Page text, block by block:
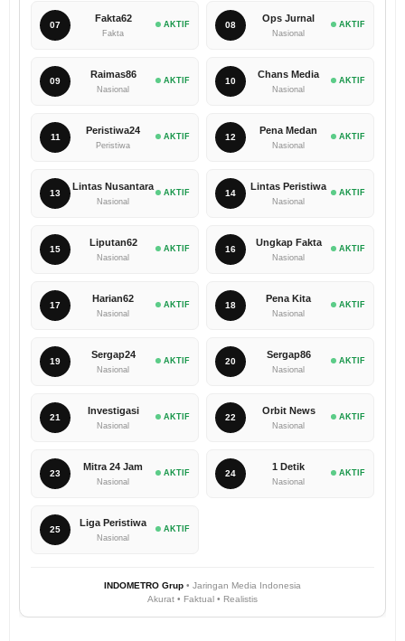
07
Fakta62
Fakta
AKTIF 08
Ops Jurnal
Nasional
AKTIF
09
Raimas86
Nasional
AKTIF 10
Chans Media
Nasional
AKTIF
11
Peristiwa24
Peristiwa
AKTIF 12
Pena Medan
Nasional
AKTIF
13
Lintas Nusantara
Nasional
AKTIF 14
Lintas Peristiwa
Nasional
AKTIF
15
Liputan62
Nasional
AKTIF 16
Ungkap Fakta
Nasional
AKTIF
17
Harian62
Nasional
AKTIF 18
Pena Kita
Nasional
AKTIF
19
Sergap24
Nasional
AKTIF 20
Sergap86
Nasional
AKTIF
21
Investigasi
Nasional
AKTIF 22
Orbit News
Nasional
AKTIF
23
Mitra 24 Jam
Nasional
AKTIF 24
1 Detik
Nasional
AKTIF
25
Liga Peristiwa
Nasional
AKTIF
INDOMETRO Grup • Jaringan Media Indonesia
Akurat • Faktual • Realistis